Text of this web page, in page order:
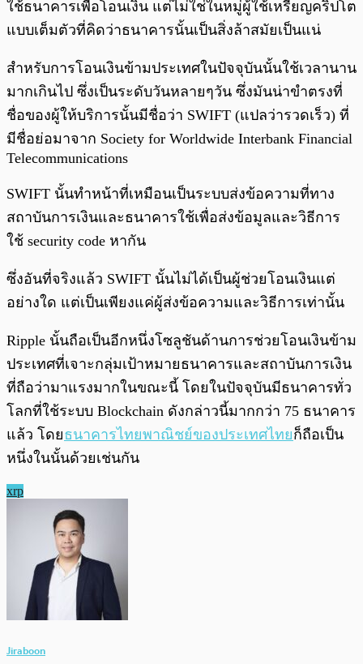
ใช้ธนาคารเพื่อโอนเงิน แต่ไม่ใช่ในหมู่ผู้ใช้เหรียญคริปโต
แบบเต็มตัวที่คิดว่าธนาคารนั้นเป็นสิ่งล้าสมัยเป็นแน่
สำหรับการโอนเงินข้ามประเทศในปัจจุบันนั้นใช้เวลานาน
มากเกินไป ซึ่งเป็นระดับวันหลายๆวัน ซึ่งมันน่าขำตรงที่
ชื่อของผู้ให้บริการนั้นมีชื่อว่า SWIFT (แปลว่ารวดเร็ว) ที่
มีชื่อย่อมาจาก Society for Worldwide Interbank Financial
Telecommunications
SWIFT นั้นทำหน้าที่เหมือนเป็นระบบส่งข้อความที่ทาง
สถาบันการเงินและธนาคารใช้เพื่อส่งข้อมูลและวิธีการ
ใช้ security code หากัน
ซึ่งอันที่จริงแล้ว SWIFT นั้นไม่ได้เป็นผู้ช่วยโอนเงินแต่
อย่างใด แต่เป็นเพียงแค่ผู้ส่งข้อความและวิธีการเท่านั้น
Ripple นั้นถือเป็นอีกหนึ่งโซลูชันด้านการช่วยโอนเงินข้าม
ประเทศที่เจาะกลุ่มเป้าหมายธนาคารและสถาบันการเงิน
ที่ถือว่ามาแรงมากในขณะนี้ โดยในปัจจุบันมีธนาคารทั่ว
โลกที่ใช้ระบบ Blockchain ดังกล่าวนี้มากกว่า 75 ธนาคาร
แล้ว โดยธนาคารไทยพาณิชย์ของประเทศไทยก็ถือเป็น
หนึ่งในนั้นด้วยเช่นกัน
xrp
Jiraboon